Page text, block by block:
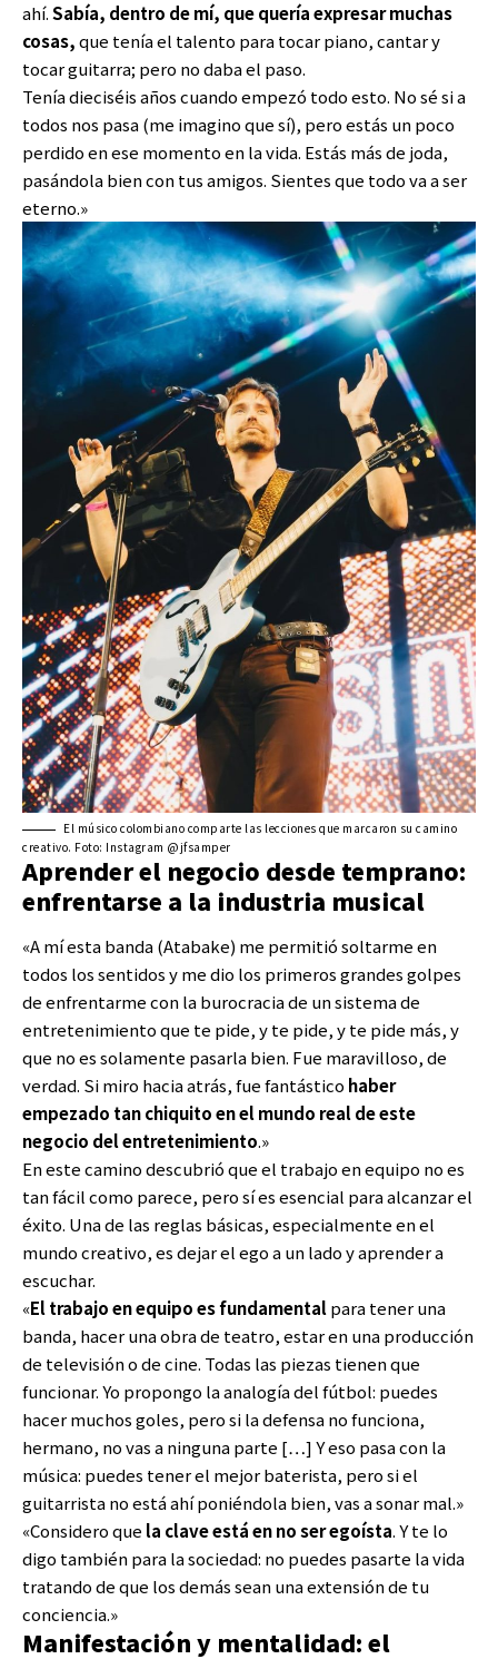
ahí.Sabía, dentro de mí, que quería expresar muchas
cosas,que tenía el talento para tocar piano, cantar y
tocar guitarra; pero no daba el paso.
Tenía dieciséis años cuando empezó todo esto. No sé si a
todos nos pasa (me imagino que sí), pero estás un poco
perdido en ese momento en la vida. Estás más de joda,
pasándola bien con tus amigos. Sientes que todo va a ser
eterno.»
El músico colombiano comparte las lecciones que marcaron su camino
creativo. Foto: Instagram @jfsamper
Aprender el negocio desde temprano:
enfrentarse a la industria musical
«A mí esta banda (Atabake) me permitió soltarme en
todos los sentidos y me dio los primeros grandes golpes
de enfrentarme con la burocracia de un sistema de
entretenimiento que te pide, y te pide, y te pide más, y
que no es solamente pasarla bien. Fue maravilloso, de
verdad. Si miro hacia atrás, fue fantástico haber
empezado tan chiquito en el mundo real de este
negocio del entretenimiento.»
En este camino descubrió que el trabajo en equipo no es
tan fácil como parece, pero sí es esencial para alcanzar el
éxito. Una de las reglas básicas, especialmente en el
mundo creativo, es dejar el ego a un lado y aprender a
escuchar.
«El trabajo en equipo es fundamentalpara tener una
banda, hacer una obra de teatro, estar en una producción
de televisión o de cine. Todas las piezas tienen que
funcionar. Yo propongo la analogía del fútbol: puedes
hacer muchos goles, pero si la defensa no funciona,
hermano, no vas a ninguna parte […] Y eso pasa con la
música: puedes tener el mejor baterista, pero si el
guitarrista no está ahí poniéndola bien, vas a sonar mal.»
«Considero que la clave está en no ser egoísta. Y te lo
digo también para la sociedad: no puedes pasarte la vida
tratando de que los demás sean una extensión de tu
conciencia.»
Manifestación y mentalidad: el